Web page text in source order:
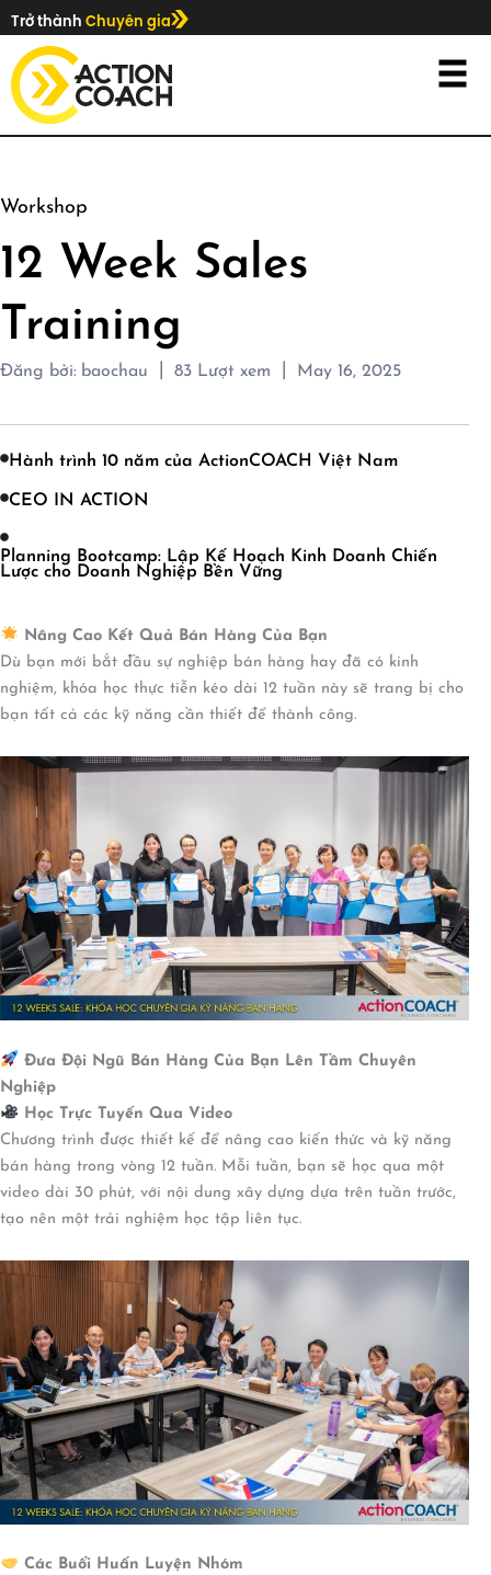
Trở thành Chuyên gia
Workshop
12 Week Sales
Training
Đăng bởi: baochau 83 Lượt xem May 16, 2025
Hành trình 10 năm của ActionCOACH Việt Nam
CEO IN ACTION
Planning Bootcamp: Lập Kế Hoạch Kinh Doanh Chiến
Lược cho Doanh Nghiệp Bền Vững
Nâng Cao Kết Quả Bán Hàng Của Bạn
Dù bạn mới bắt đầu sự nghiệp bán hàng hay đã có kinh
nghiệm, khóa học thực tiễn kéo dài 12 tuần này sẽ trang bị cho
bạn tất cả các kỹ năng cần thiết để thành công.
Đưa Đội Ngũ Bán Hàng Của Bạn Lên Tầm Chuyên
Nghiệp
Học Trực Tuyến Qua Video
Chương trình được thiết kế để nâng cao kiến thức và kỹ năng
bán hàng trong vòng 12 tuần. Mỗi tuần, bạn sẽ học qua một
video dài 30 phút, với nội dung xây dựng dựa trên tuần trước,
tạo nên một trải nghiệm học tập liên tục.
Các Buổi Huấn Luyện Nhóm